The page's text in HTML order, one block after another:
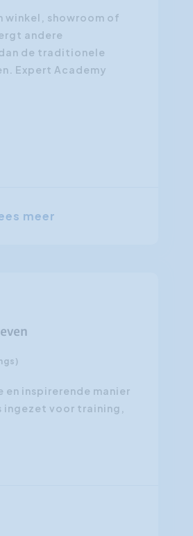
winkel, showroom of
andere
de traditionele
Expert Academy
meer
en inspirerende manier
ingezet voor training,